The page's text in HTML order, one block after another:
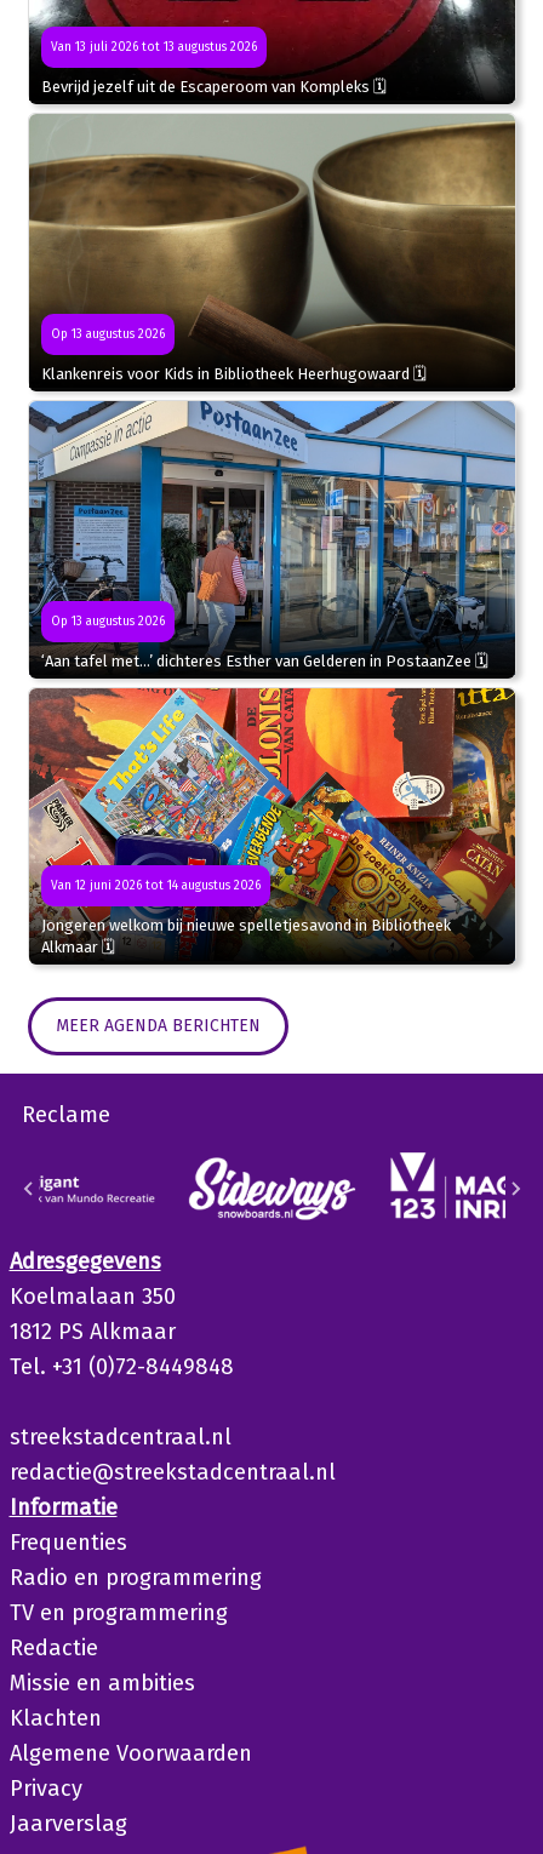
Van 13 juli 2026 tot 13 augustus 2026
Bevrijd jezelf uit de Escaperoom van Kompleks 🗓
Op 13 augustus 2026
Klankenreis voor Kids in Bibliotheek Heerhugowaard 🗓
Op 13 augustus 2026
‘Aan tafel met…’ dichteres Esther van Gelderen in PostaanZee 🗓
Van 12 juni 2026 tot 14 augustus 2026
Jongeren welkom bij nieuwe spelletjesavond in Bibliotheek
Alkmaar 🗓
MEER AGENDA BERICHTEN
Reclame
Adresgegevens
Koelmalaan 350
1812 PS Alkmaar
Tel. +31 (0)72-8449848
streekstadcentraal.nl
redactie@streekstadcentraal.nl
Informatie
Frequenties
Radio en programmering
TV en programmering
Redactie
Missie en ambities
Klachten
Algemene Voorwaarden
Privacy
Jaarverslag